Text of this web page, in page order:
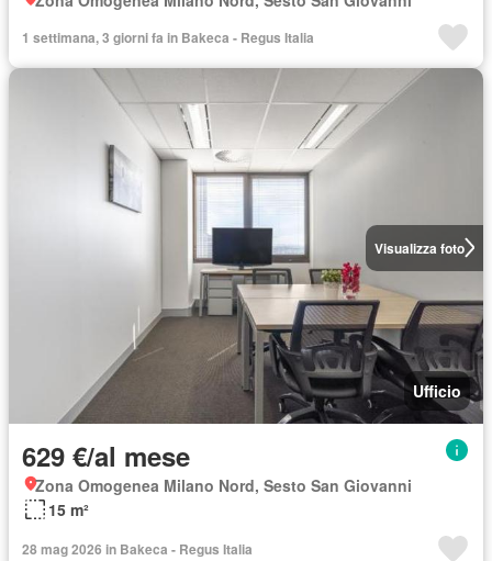
1 settimana, 3 giorni fa in Bakeca - Regus Italia
Visualizza foto
Ufficio
629 €/al mese
Zona Omogenea Milano Nord, Sesto San Giovanni
15 m²
28 mag 2026 in Bakeca - Regus Italia